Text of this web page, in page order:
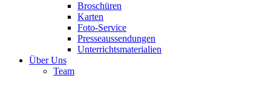
Broschüren
Karten
Foto-Service
Presseaussendungen
Unterrichtsmaterialien
Über Uns
Team